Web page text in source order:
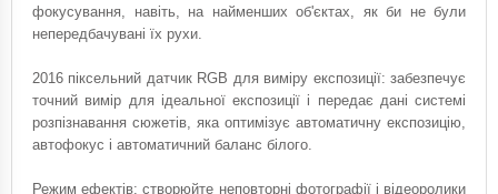
фокусування, навіть, на найменших об'єктах, як би не були
непередбачувані їх рухи.
2016 піксельний датчик RGB для виміру експозиції: забезпечує
точний вимір для ідеальної експозиції і передає дані системі
розпізнавання сюжетів, яка оптимізує автоматичну експозицію,
автофокус і автоматичний баланс білого.
Режим ефектів: створюйте неповторні фотографії і відеоролики